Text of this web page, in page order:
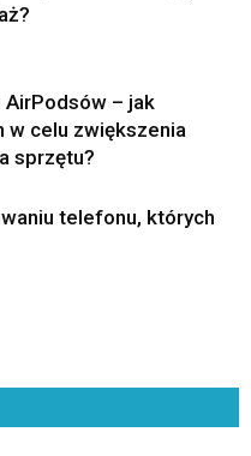
AirPodsów – jak
w celu zwiększenia
sprzętu?
telefonu, których